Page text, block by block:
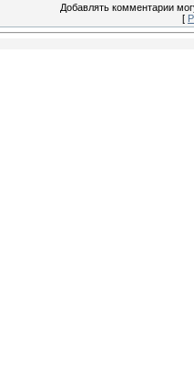
Добавлять комментарии
[